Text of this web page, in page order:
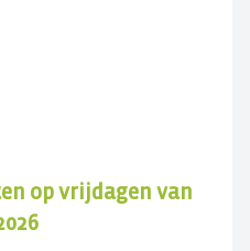
op vrijdagen van